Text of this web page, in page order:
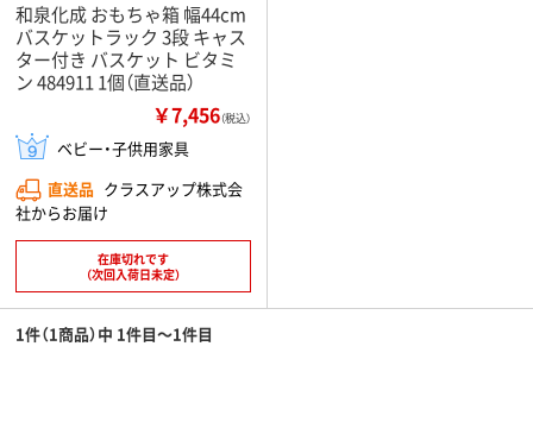
和泉化成 おもちゃ箱 幅44cm
バスケットラック 3段 キャス
ター付き バスケット ビタミ
ン 484911 1個（直送品）
￥7,456（税込）
ベビー・子供用家具
直送品 クラスアップ株式会
社からお届け
在庫切れです
（次回入荷日未定）
1件（1商品）中 1件目～1件目